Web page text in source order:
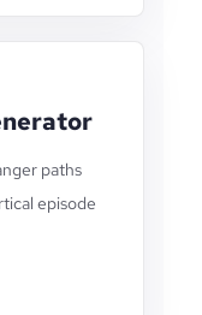
paths
episode